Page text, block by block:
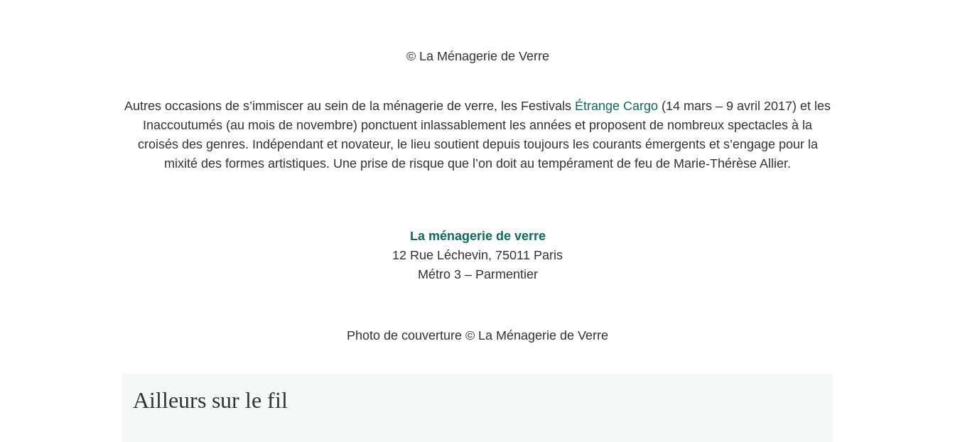
© La Ménagerie de Verre
Autres occasions de s’immiscer au sein de la ménagerie de verre, les Festivals Étrange Cargo (14 mars – 9 avril 2017) et les
Inaccoutumés (au mois de novembre) ponctuent inlassablement les années et proposent de nombreux spectacles à la
croisés des genres. Indépendant et novateur, le lieu soutient depuis toujours les courants émergents et s’engage pour la
mixité des formes artistiques. Une prise de risque que l’on doit au tempérament de feu de Marie-Thérèse Allier.
La ménagerie de verre
12 Rue Léchevin, 75011 Paris
Métro 3 – Parmentier
Photo de couverture © La Ménagerie de Verre
Ailleurs sur le fil